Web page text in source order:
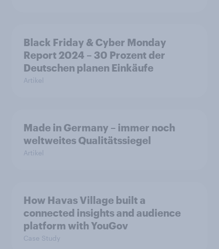
Black Friday & Cyber Monday
Report 2024 – 30 Prozent der
Deutschen planen Einkäufe
Artikel
Made in Germany – immer noch
weltweites Qualitätssiegel
Artikel
How Havas Village built a
connected insights and audience
platform with YouGov
Case Study